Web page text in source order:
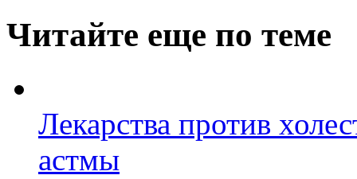
Читайте еще по теме
Лекарства против
астмы